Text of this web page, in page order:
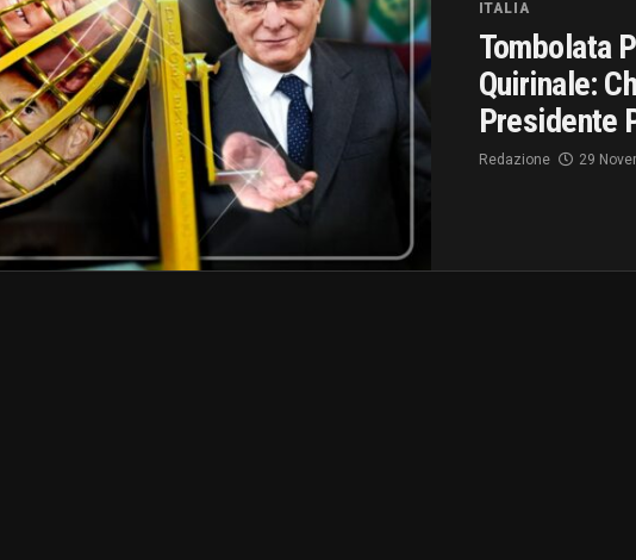
ITALIA
Tombolata
Quirinale:
Presidente
Redazione 29